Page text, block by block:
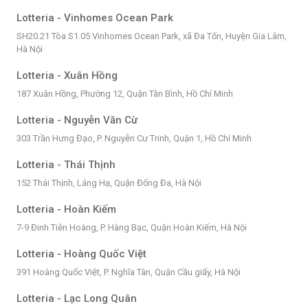
Lotteria - Vinhomes Ocean Park
SH20.21 Tòa S1.05 Vinhomes Ocean Park, xã Đa Tốn, Huyện Gia Lâm,
Hà Nội
Lotteria - Xuân Hồng
187 Xuân Hồng, Phường 12, Quận Tân Bình, Hồ Chí Minh
Lotteria - Nguyễn Văn Cừ
303 Trần Hưng Đạo, P. Nguyễn Cư Trinh, Quận 1, Hồ Chí Minh
Lotteria - Thái Thịnh
152 Thái Thịnh, Láng Hạ, Quận Đống Đa, Hà Nội
Lotteria - Hoàn Kiếm
7-9 Đinh Tiên Hoàng, P. Hàng Bạc, Quận Hoàn Kiếm, Hà Nội
Lotteria - Hoàng Quốc Việt
391 Hoàng Quốc Việt, P. Nghĩa Tân, Quận Cầu giấy, Hà Nội
Lotteria - Lạc Long Quân